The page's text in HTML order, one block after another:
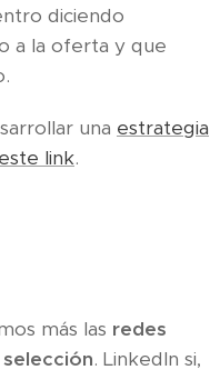
diciendo
a la oferta y que
una estrategia
link.
más las redes
. LinkedIn si,